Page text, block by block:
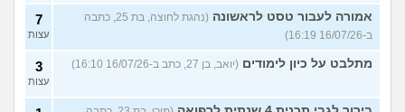
אמורה לעבור טסט לראשונה
(נהגת לחוצה, בת 25, כתבה
ב-16/07/26 16:19)
7
עצות
מתלבט על כיון לימודים (יואב, בן 27, כתב ב-16/07/26 16:10) 3
עצות